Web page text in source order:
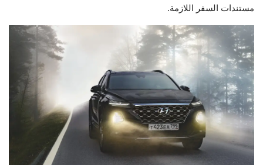
مستندات السفر اللازمة.